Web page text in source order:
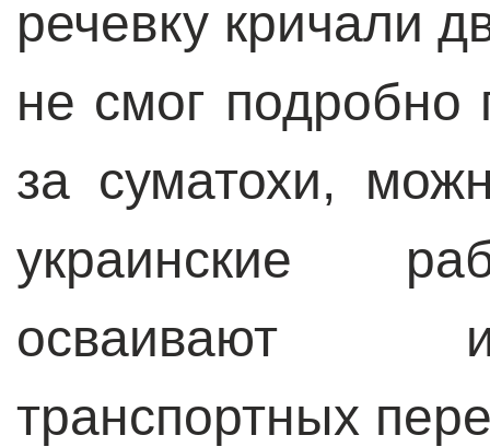
речевку кричали
не смог
за суматохи,
украинские
осваивают
транспортных